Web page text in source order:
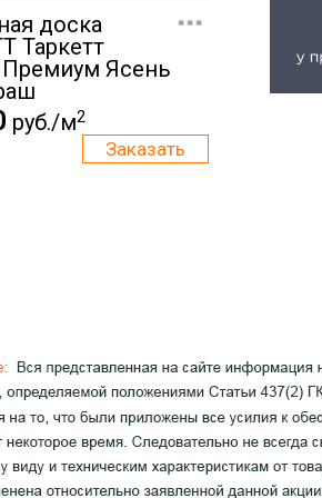
доска
Таркетт
Премиум Ясень
...
руб./м2